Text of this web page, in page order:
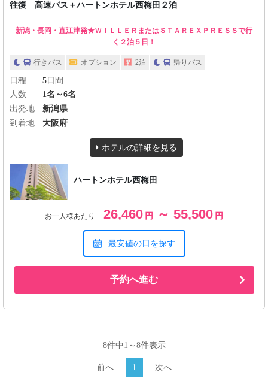
往復 高速バス＋ハートンホテル西梅田２泊
新潟・長岡・直江津発★ＷＩＬＬＥＲまたはＳＴＡＲＥＸＰＲＥＳＳで行
く２泊５日！
行きバス オプション 2泊 帰りバス
日程 5 日間
人数
1名～6名
出発地
新潟県
到着地
大阪府
ホテルの詳細を見る
ハートンホテル西梅田
お一人様あたり 26,460 円 ～ 55,500 円
最安値の日を探す
予約へ進む
8件中1～8件表示
前へ 1 次へ